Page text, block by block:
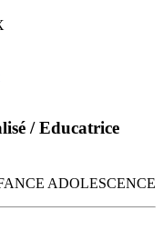
/ Educatrice
ADOLESCENCE